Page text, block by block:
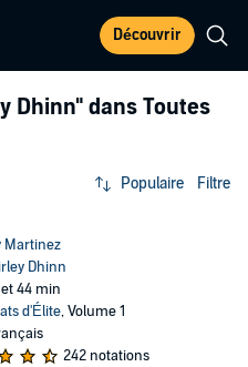
Découvrir
Dhinn" dans Toutes
Populaire Filtre
Martinez
Dhinn
44 min
d'Élite, Volume 1
242 notations